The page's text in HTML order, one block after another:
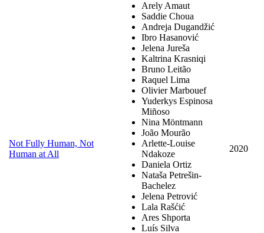
Not Fully Human, Not
Human at All
Arely Amaut
Saddie Choua
Andreja Dugandžić
Ibro Hasanović
Jelena Jureša
Kaltrina Krasniqi
Bruno Leitão
Raquel Lima
Olivier Marbouef
Yuderkys Espinosa
Miñoso
Nina Möntmann
João Mourão
Arlette-Louise
Ndakoze
Daniela Ortiz
Nataša Petrešin-
Bachelez
Jelena Petrović
Lala Rašćić
Ares Shporta
Luís Silva
2020